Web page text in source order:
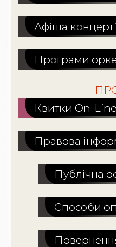
Афіша
Програми
Квитки On-Line
Правова
Публічна
Способи